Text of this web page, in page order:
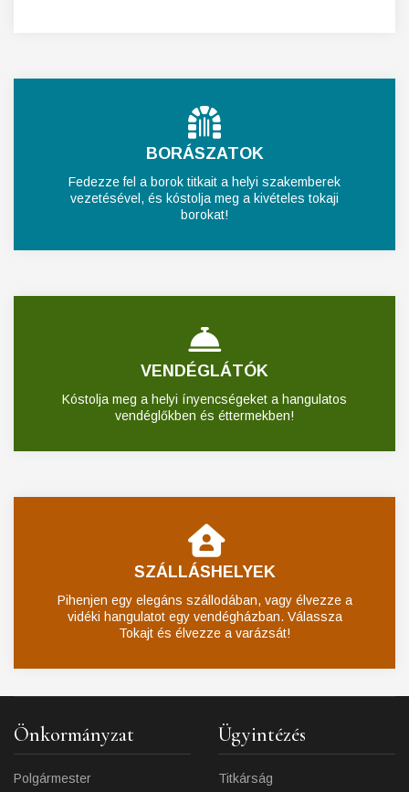
BORÁSZATOK
Fedezze fel a borok titkait a helyi szakemberek
vezetésével, és kóstolja meg a kivételes tokaji
borokat!
VENDÉGLÁTÓK
Kóstolja meg a helyi ínyencségeket a hangulatos
vendéglőkben és éttermekben!
SZÁLLÁSHELYEK
Pihenjen egy elegáns szállodában, vagy élvezze a
vidéki hangulatot egy vendégházban. Válassza
Tokajt és élvezze a varázsát!
Önkormányzat
Polgármester
Ügyintézés
Titkárság